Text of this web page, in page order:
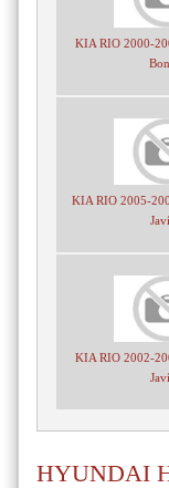
KIA RIO 2000-
KIA RIO 2005-
KIA RIO 2002-
HYUNDAI